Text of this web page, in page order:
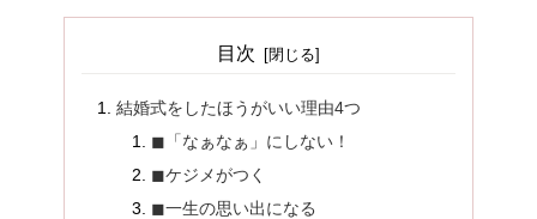
目次
結婚式をしたほうがいい理由4つ
◼︎「なぁなぁ」にしない！
◼︎ケジメがつく
◼︎一生の思い出になる